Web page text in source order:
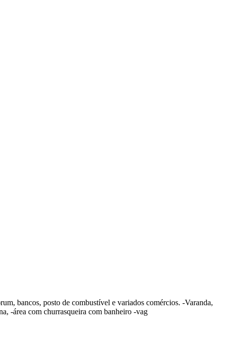
bancos, posto de combustível e variados comércios. -Varanda,
-área com churrasqueira com banheiro -vag